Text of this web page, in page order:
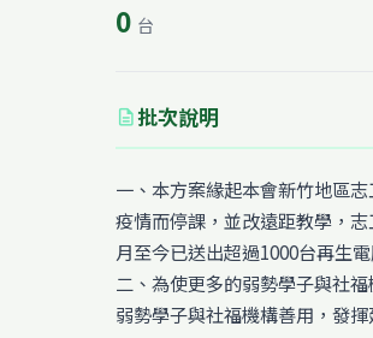
0 台
description批次說明
一、本方案緣起本會新竹地區
疫情而停課，並改遠距教學，
月至今已送出超過1000台再生電
二、為使更多的弱勢學子與社
弱勢學子與社福機構善用，發